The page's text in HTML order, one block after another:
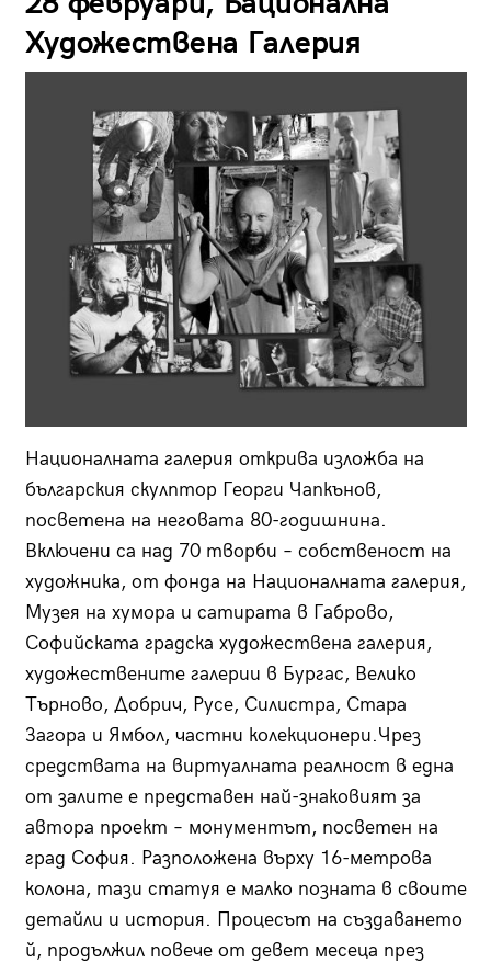
Художествена Галерия
Националната галерия открива изложба на
българския скулптор Георги Чапкънов,
посветена на неговата 80-годишнина.
Включени са над 70 творби – собственост на
художника, от фонда на Националната галерия,
Музея на хумора и сатирата в Габрово,
Софийската градска художествена галерия,
художествените галерии в Бургас, Велико
Търново, Добрич, Русе, Силистра, Стара
Загора и Ямбол, частни колекционери.Чрез
средствата на виртуалната реалност в една
от залите е представен най-знаковият за
автора проект – монументът, посветен на
град София. Разположена върху 16-метрова
колона, тази статуя е малко позната в своите
детайли и история. Процесът на създаването
й, продължил повече от девет месеца през